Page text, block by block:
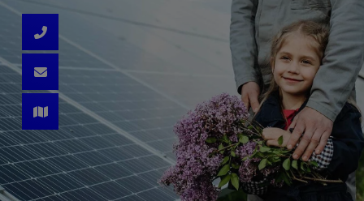
schließen